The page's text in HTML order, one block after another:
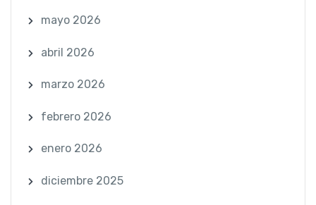
mayo 2026
abril 2026
marzo 2026
febrero 2026
enero 2026
diciembre 2025